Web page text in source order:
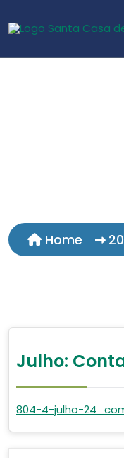
Home
Julho:
804-4-julho-